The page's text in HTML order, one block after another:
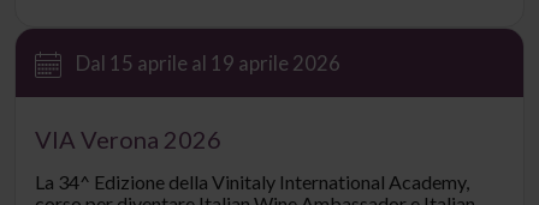
Dal 15 aprile al 19 aprile 2026
VIA Verona 2026
La 34^ Edizione della Vinitaly International Academy,